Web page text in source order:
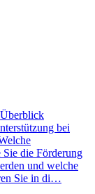
bei
die Förderung
und welche
Sie in di…